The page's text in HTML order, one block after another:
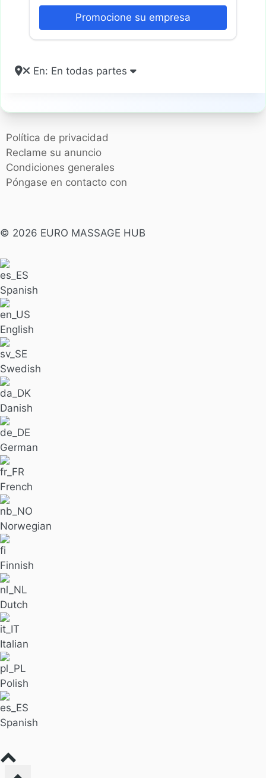
Promocione su empresa
En: En todas partes
Política de privacidad
Reclame su anuncio
Condiciones generales
Póngase en contacto con
© 2026 EURO MASSAGE HUB
Spanish
English
Swedish
Danish
German
French
Norwegian
Finnish
Dutch
Italian
Polish
Spanish